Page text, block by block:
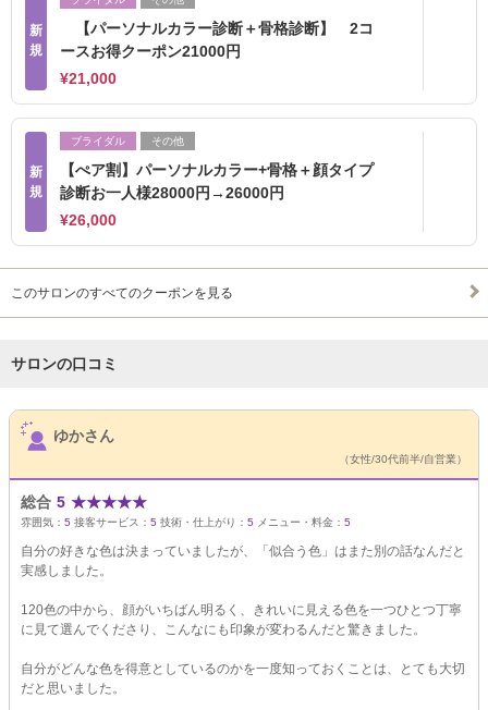
新
規
【パーソナルカラー診断＋骨格診断】 2コ
ースお得クーポン21000円
¥21,000
新
規
ブライダル その他
【ぺア割】パーソナルカラー+骨格＋顔タイプ
診断お一人様28000円→26000円
¥26,000
このサロンのすべてのクーポンを見る
サロンの口コミ
サロンPick Up
ゆかさん
（女性/30代前半/自営業）
総合 5 ★★★★★
雰囲気： 5 接客サービス： 5 技術・仕上がり： 5 メニュー・料金： 5
自分の好きな色は決まっていましたが、「似合う色」はまた別の話なんだと
実感しました。
120色の中から、顔がいちばん明るく、きれいに見える色を一つひとつ丁寧
に見て選んでくださり、こんなにも印象が変わるんだと驚きました。
自分がどんな色を得意としているのかを一度知っておくことは、とても大切
だと思いました。